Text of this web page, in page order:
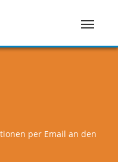
per Email an den